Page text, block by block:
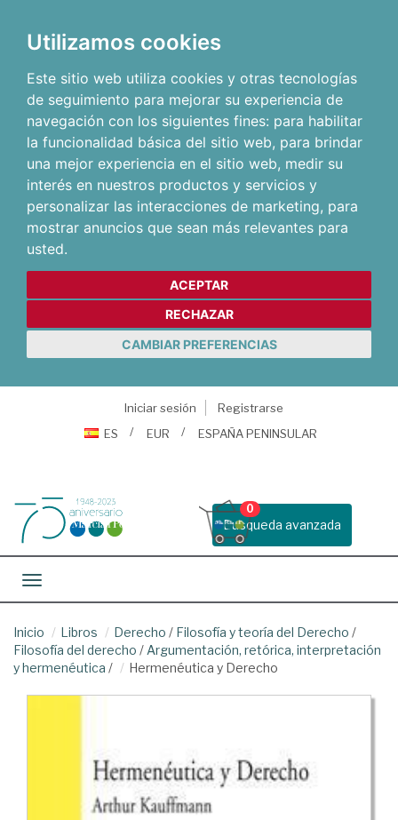
Utilizamos cookies
Este sitio web utiliza cookies y otras tecnologías
de seguimiento para mejorar su experiencia de
navegación con los siguientes fines: para habilitar
la funcionalidad básica del sitio web, para brindar
una mejor experiencia en el sitio web, medir su
interés en nuestros productos y servicios y
personalizar las interacciones de marketing, para
mostrar anuncios que sean más relevantes para
usted.
ACEPTAR
RECHAZAR
CAMBIAR PREFERENCIAS
Iniciar sesión
Registrarse
ES
EUR ESPAÑA PENINSULAR
Busqueda avanzada
0
Toggle navigation
Inicio Libros Derecho / Filosofía y teoría del Derecho /
Filosofía del derecho / Argumentación, retórica, interpretación
y hermenéutica / Hermenéutica y Derecho